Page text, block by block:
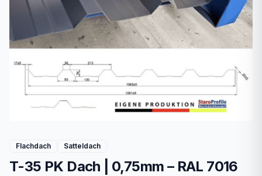
Flachdach Satteldach
T-35 PK Dach | 0,75mm – RAL 7016